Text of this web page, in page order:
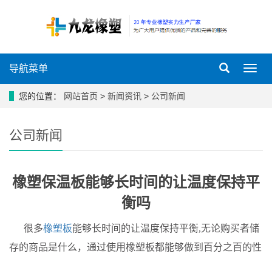
导
导航菜单
您的位置： 网站首页 > 新闻资讯 > 公司新闻
公司新闻
橡塑保温板能够长时间的让温度保持平
衡吗
很多橡塑板能够长时间的让温度保持平衡,无论购买者储
存的商品是什么，通过使用橡塑板都能够做到百分之百的性